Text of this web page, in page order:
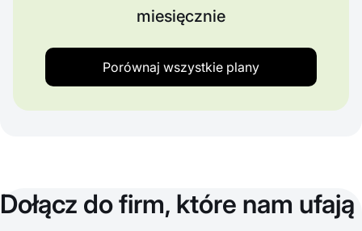
miesięcznie
Porównaj wszystkie plany
Dołącz do firm, które nam ufają